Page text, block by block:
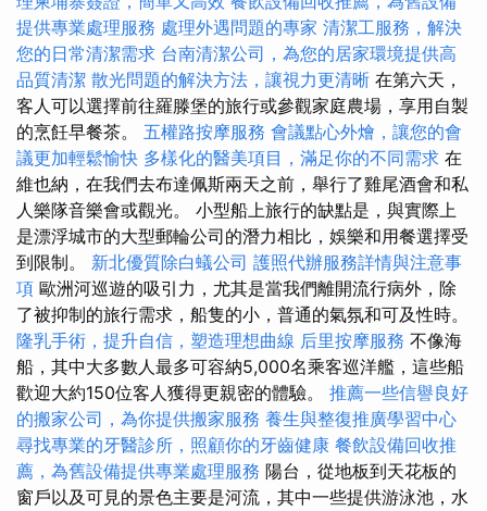
提供專業處理服務 處理外遇問題的專家 清潔工服務，解決
您的日常清潔需求 台南清潔公司，為您的居家環境提供高
品質清潔 散光問題的解決方法，讓視力更清晰 在第六天，
客人可以選擇前往羅滕堡的旅行或參觀家庭農場，享用自製
的烹飪早餐茶。 五權路按摩服務 會議點心外燴，讓您的會
議更加輕鬆愉快 多樣化的醫美項目，滿足你的不同需求 在
維也納，在我們去布達佩斯兩天之前，舉行了雞尾酒會和私
人樂隊音樂會或觀光。 小型船上旅行的缺點是，與實際上
是漂浮城市的大型郵輪公司的潛力相比，娛樂和用餐選擇受
到限制。 新北優質除白蟻公司 護照代辦服務詳情與注意事
項 歐洲河巡遊的吸引力，尤其是當我們離開流行病外，除
了被抑制的旅行需求，船隻的小，普通的氣氛和可及性時。
隆乳手術，提升自信，塑造理想曲線 后里按摩服務 不像海
船，其中大多數人最多可容納5,000名乘客巡洋艦，這些船
歡迎大約150位客人獲得更親密的體驗。 推薦一些信譽良好
的搬家公司，為你提供搬家服務 養生與整復推廣學習中心
尋找專業的牙醫診所，照顧你的牙齒健康 餐飲設備回收推
薦，為舊設備提供專業處理服務 陽台，從地板到天花板的
窗戶以及可見的景色主要是河流，其中一些提供游泳池，水